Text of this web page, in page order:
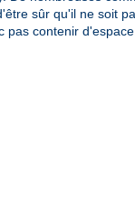
sûr qu'il ne soit
pas contenir d'espace.